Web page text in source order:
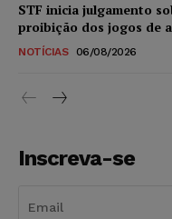
STF inicia julgamento
proibição dos jogos de
NOTÍCIAS 06/08/2026
Inscreva-se